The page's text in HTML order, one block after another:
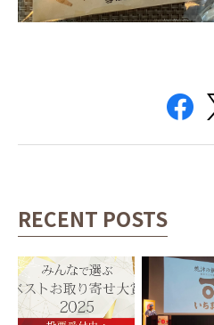
RECENT POSTS